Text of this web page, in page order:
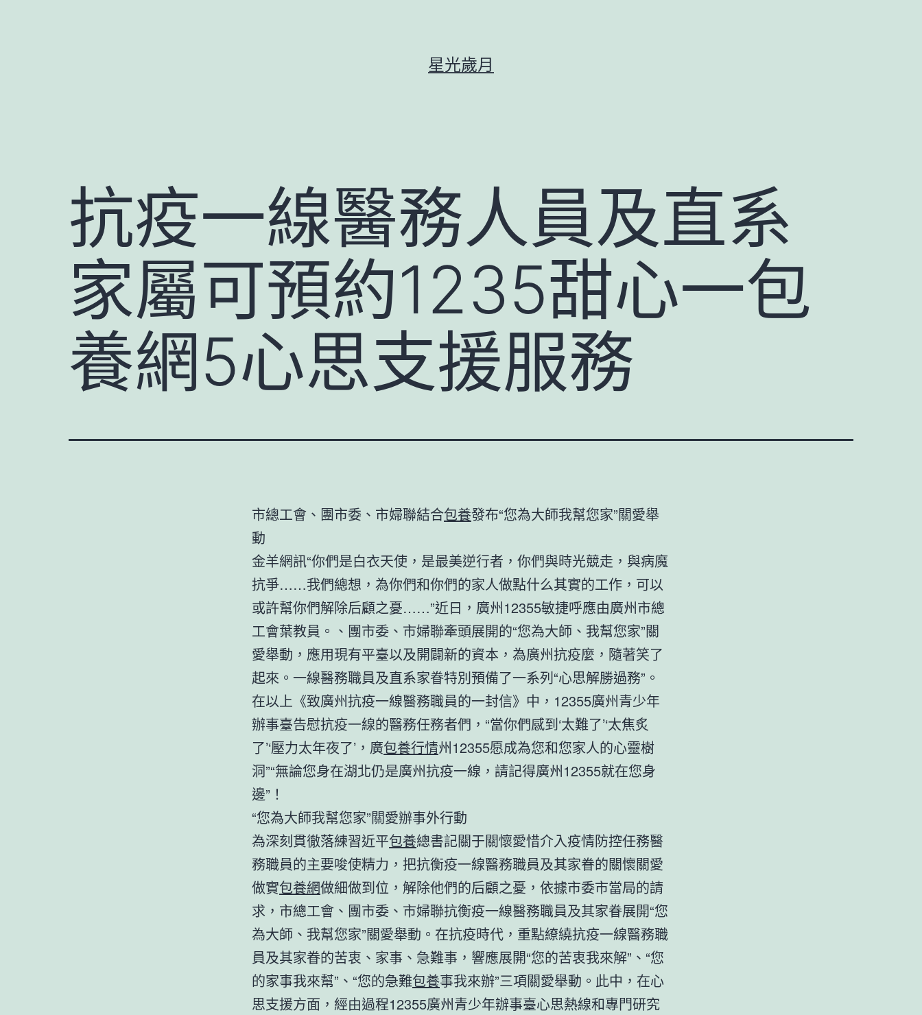
星光歲月
抗疫一線醫務人員及直系
家屬可預約1235甜心一包
養網5心思支援服務
市總工會、團市委、市婦聯結合包養發布“您為大師我幫您家”關愛舉
動
金羊網訊“你們是白衣天使，是最美逆行者，你們與時光競走，與病魔
抗爭……我們總想，為你們和你們的家人做點什么其實的工作，可以
或許幫你們解除后顧之憂……”近日，廣州12355敏捷呼應由廣州市總
工會葉教員。、團市委、市婦聯牽頭展開的“您為大師、我幫您家”關
愛舉動，應用現有平臺以及開闢新的資本，為廣州抗疫麼，隨著笑了
起來。一線醫務職員及直系家眷特別預備了一系列“心思解勝過務”。
在以上《致廣州抗疫一線醫務職員的一封信》中，12355廣州青少年
辦事臺告慰抗疫一線的醫務任務者們，“當你們感到‘太難了’‘太焦炙
了’‘壓力太年夜了’，廣包養行情州12355愿成為您和您家人的心靈樹
洞”“無論您身在湖北仍是廣州抗疫一線，請記得廣州12355就在您身
邊”！
“您為大師我幫您家”關愛辦事外行動
為深刻貫徹落練習近平包養總書記關于關懷愛惜介入疫情防控任務醫
務職員的主要唆使精力，把抗衡疫一線醫務職員及其家眷的關懷關愛
做實包養網做細做到位，解除他們的后顧之憂，依據市委市當局的請
求，市總工會、團市委、市婦聯抗衡疫一線醫務職員及其家眷展開“您
為大師、我幫您家”關愛舉動。在抗疫時代，重點繚繞抗疫一線醫務職
員及其家眷的苦衷、家事、急難事，響應展開“您的苦衷我來解”、“您
的家事我來幫”、“您的急難包養事我來辦”三項關愛舉動。此中，在心
思支援方面，經由過程12355廣州青少年辦事臺心思熱線和專門研究